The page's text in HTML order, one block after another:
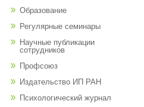
Образование
Регулярные семинары
Научные публикации
сотрудников
Профсоюз
Издательство ИП РАН
Психологический журнал